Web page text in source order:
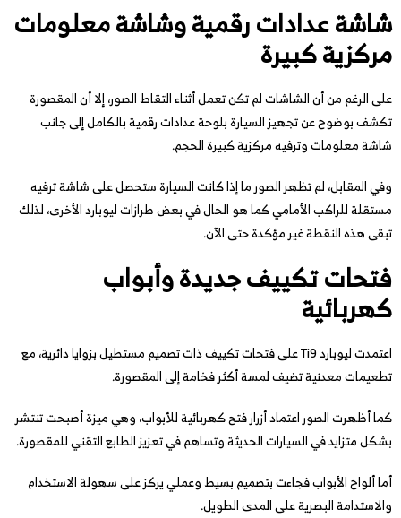
شاشة عدادات رقمية وشاشة معلومات
مركزية كبيرة
على الرغم من أن الشاشات لم تكن تعمل أثناء التقاط الصور، إلا أن المقصورة
تكشف بوضوح عن تجهيز السيارة بلوحة عدادات رقمية بالكامل إلى جانب
شاشة معلومات وترفيه مركزية كبيرة الحجم.
وفي المقابل، لم تظهر الصور ما إذا كانت السيارة ستحصل على شاشة ترفيه
مستقلة للراكب الأمامي كما هو الحال في بعض طرازات ليوبارد الأخرى، لذلك
تبقى هذه النقطة غير مؤكدة حتى الآن.
فتحات تكييف جديدة وأبواب
كهربائية
اعتمدت ليوبارد Ti9 على فتحات تكييف ذات تصميم مستطيل بزوايا دائرية، مع
تطعيمات معدنية تضيف لمسة أكثر فخامة إلى المقصورة.
كما أظهرت الصور اعتماد أزرار فتح كهربائية للأبواب، وهي ميزة أصبحت تنتشر
بشكل متزايد في السيارات الحديثة وتساهم في تعزيز الطابع التقني للمقصورة.
أما ألواح الأبواب فجاءت بتصميم بسيط وعملي يركز على سهولة الاستخدام
والاستدامة البصرية على المدى الطويل.